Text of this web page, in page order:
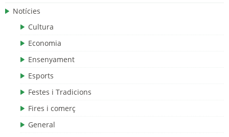
Notícies
Cultura
Economia
Ensenyament
Esports
Festes i Tradicions
Fires i comerç
General